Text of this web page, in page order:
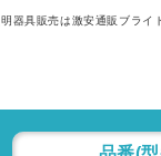
器具販売は激安通販ブライ